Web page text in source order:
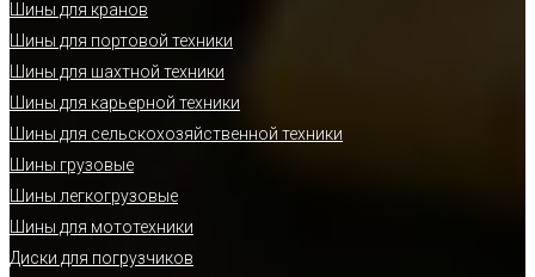
Шины для кранов
Шины для портовой техники
Шины для шахтной техники
Шины для карьерной техники
Шины для сельскохозяйственной техники
Шины грузовые
Шины легкогрузовые
Шины для мототехники
Диски для погрузчиков